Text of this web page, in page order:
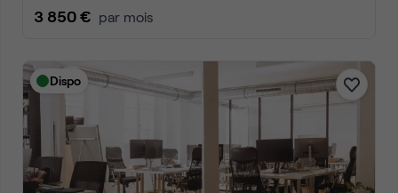
3 850 € par mois
Dispo